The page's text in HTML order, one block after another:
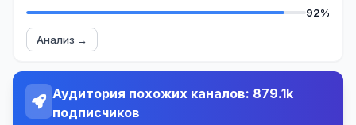
92%
Анализ →
Аудитория похожих каналов: 879.1k
подписчиков